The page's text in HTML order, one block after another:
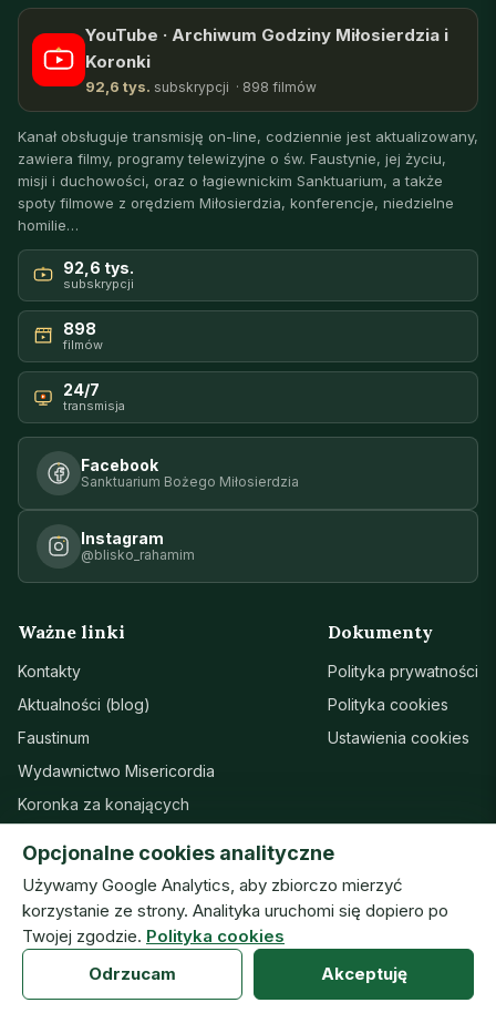
YouTube · Archiwum Godziny Miłosierdzia i
Koronki
92,6 tys. subskrypcji · 898 filmów
Kanał obsługuje transmisję on-line, codziennie jest aktualizowany,
zawiera filmy, programy telewizyjne o św. Faustynie, jej życiu,
misji i duchowości, oraz o łagiewnickim Sanktuarium, a także
spoty filmowe z orędziem Miłosierdzia, konferencje, niedzielne
homilie…
92,6 tys.
subskrypcji
898
filmów
24/7
transmisja
Facebook
Sanktuarium Bożego Miłosierdzia
Instagram
@blisko_rahamim
Ważne linki
Kontakty
Aktualności (blog)
Faustinum
Wydawnictwo Misericordia
Koronka za konających
Wsparcie
Dokumenty
Polityka prywatności
Polityka cookies
Ustawienia cookies
© Zgromadzenie Sióstr Matki Bożej Miłosierdzia · ISMM
prototyp — wersja robocza (07.08.2026) · v20260804h
Opcjonalne cookies analityczne
Używamy Google Analytics, aby zbiorczo mierzyć
korzystanie ze strony. Analityka uruchomi się dopiero po
Twojej zgodzie. Polityka cookies
Odrzucam
Akceptuję